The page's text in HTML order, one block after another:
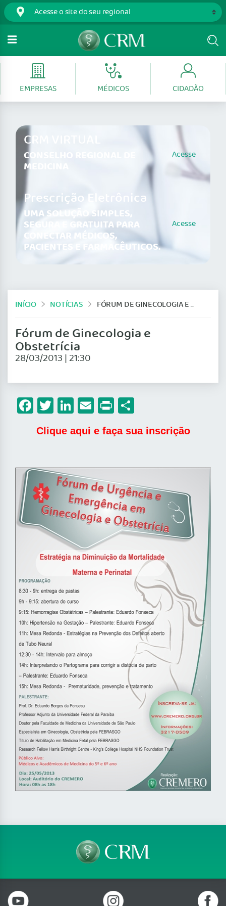
EMPRESAS MÉDICOS CIDADÃO
CRM VIRTUAL
CONSELHO REGIONAL DE
MEDICINA
Acesse
Prescrição Eletrônica
UMA SOLUÇÃO SIMPLES,
SEGURA E GRATUITA PARA
CONECTAR MÉDICOS,
PACIENTES E FARMACÊUTICOS.
Acesse
INÍCIO NOTÍCIAS FÓRUM DE GINECOLOGIA E OBSTETRÍCIA
Fórum de Ginecologia e
Obstetrícia
28/03/2013 | 21:30
Facebook
Twitter
LinkedIn
Email
Print
Clique aqui e faça sua inscrição